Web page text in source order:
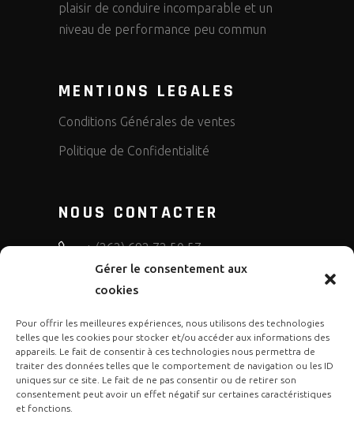
Gérer le consentement aux
cookies
Pour offrir les meilleures expériences, nous utilisons des technologies
telles que les cookies pour stocker et/ou accéder aux informations des
appareils. Le fait de consentir à ces technologies nous permettra de
traiter des données telles que le comportement de navigation ou les ID
uniques sur ce site. Le fait de ne pas consentir ou de retirer son
consentement peut avoir un effet négatif sur certaines caractéristiques
et fonctions.
plaisir de conduire incomparable et un
niveau de performance peu commun
MENTIONS LEGALES
Conditions Générales de ventes
Politique de Confidentialité
NOUS CONTACTER
+ (262) 692 72 50 57
bruno.diffusion.motos